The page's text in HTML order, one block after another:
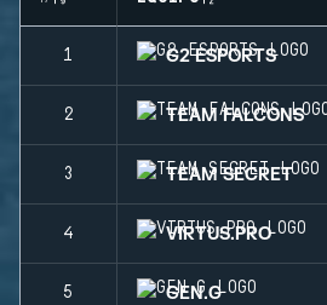
1 G2 ESPORTS
2 TEAM FALCONS
3 TEAM SECRET
4 VIRTUS.PRO
5 GEN.G